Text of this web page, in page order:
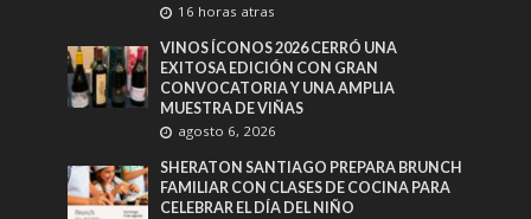
16 horas atras
VINOS ÍCONOS 2026 CERRÓ UNA
EXITOSA EDICIÓN CON GRAN
CONVOCATORIA Y UNA AMPLIA
MUESTRA DE VIÑAS
agosto 6, 2026
SHERATON SANTIAGO PREPARA BRUNCH
FAMILIAR CON CLASES DE COCINA PARA
CELEBRAR EL DÍA DEL NIÑO